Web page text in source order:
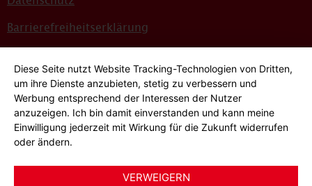
Barrierefreiheitserklärung
Bildnachweise
Hinweisgeber*innensystem
Cookie-Einstellungen
Diese Seite nutzt Website Tracking-Technologien von Dritten,
um ihre Dienste anzubieten, stetig zu verbessern und
Werbung entsprechend der Interessen der Nutzer
anzuzeigen. Ich bin damit einverstanden und kann meine
Einwilligung jederzeit mit Wirkung für die Zukunft widerrufen
oder ändern.
VERWEIGERN